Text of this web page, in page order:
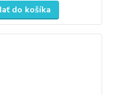
do košíka